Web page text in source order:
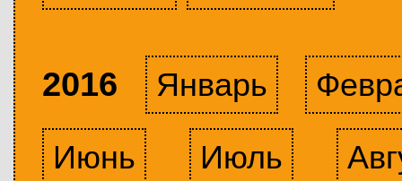
2016 Январь
Июнь
Июль